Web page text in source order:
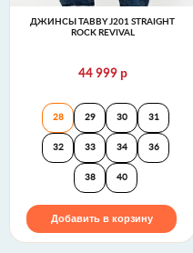
ДЖИНСЫ TABBY J201 STRAIGHT
ROCK REVIVAL
44 999 р
Джинсы
28 29 30 31
32 33 34 36
38 40
Добавить в корзину